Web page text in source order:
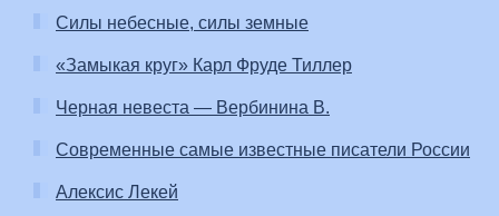
Силы небесные, силы земные
«Замыкая круг» Карл Фруде Тиллер
Черная невеста — Вербинина В.
Современные самые известные писатели России
Алексис Лекей